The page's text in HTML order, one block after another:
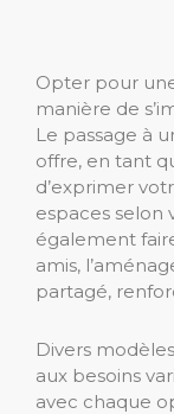
Opter pour
manière de
Le passage à
offre, en tant
d’exprimer
espaces selon
également
amis,
partagé,
Divers
aux besoins
avec chaque